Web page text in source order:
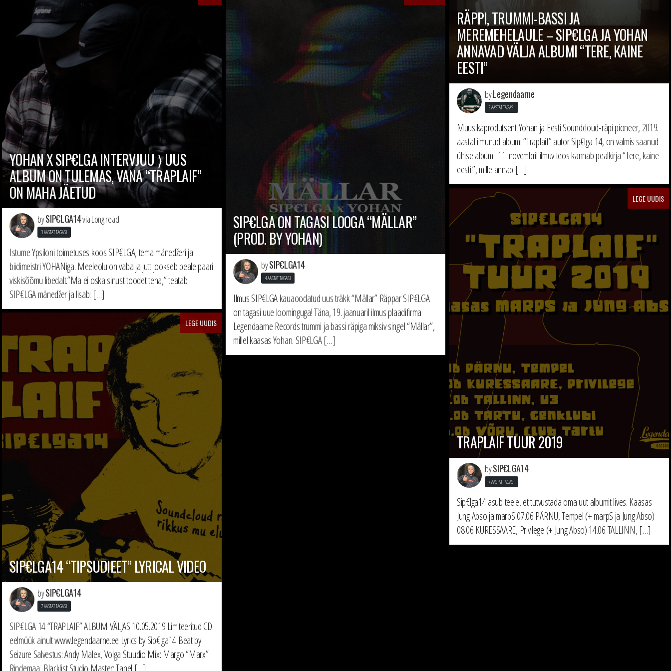
RÄPPI, TRUMMI-BASSI JA
MEREMEHELAULE – SIP€LGA JA YOHAN
ANNAVAD VÄLJA ALBUMI “TERE, KAINE
EESTI”
byLegendaarne
2 AASTAT TAGASI
Muusikaprodutsent Yohan ja Eesti Soundcloud-räpi pioneer, 2019.
aastal ilmunud albumi “Traplaif” autor Sip€lga 14, on valmis saanud
ühise albumi. 11. novembril ilmuv teos kannab pealkirja “Tere, kaine
eesti!”, mille annab […]
YOHAN X SIP€LGA INTERVJUU ⟩ UUS
ALBUM ON TULEMAS, VANA “TRAPLAIF”
ON MAHA JÄETUD
bySIP€LGA14via Long read
3 AASTAT TAGASI
Istume Ypsiloni toimetuses koos SIP€LGA, tema mänedžeri ja
biidimeistri YOHANiga. Meeleolu on vaba ja jutt jookseb peale paari
viskisõõmu libedalt.”Ma ei oska sinust toodet teha,” teatab
SIP€LGA mänedžer ja lisab: […]
SIP€LGA ON TAGASI LOOGA “MÄLLAR”
(PROD. BY YOHAN)
bySIP€LGA14
4 AASTAT TAGASI
Ilmus SIP€LGA kauaoodatud uus träkk “Mällar” Räppar SIP€LGA
on tagasi uue loominguga! Täna, 19. jaanuaril ilmus plaadifirma
Legendaarne Records trummi ja bassi räpiga miksiv singel “Mällar”,
millel kaasas Yohan. SIP€LGA […]
LEGE UUDIS
TRAPLAIF TUUR 2019
bySIP€LGA14
7 AASTAT TAGASI
Sip€lga14 asub teele, et tutvustada oma uut albumit lives. Kaasas
Jung Abso ja marpS 07.06 PÄRNU, Tempel (+ marpS ja Jung Abso)
08.06 KURESSAARE, Privilege (+ Jung Abso) 14.06 TALLINN, […]
LEGE UUDIS
SIP€LGA14 “TIPSUDIEET” LYRICAL VIDEO
bySIP€LGA14
7 AASTAT TAGASI
SIP€LGA 14 “TRAPLAIF” ALBUM VÄLJAS 10.05.2019 Limiteeritud CD
eelmüük ainult www.legendaarne.ee Lyrics by Sip€lga14 Beat by
Seizure Salvestus: Andy Malex, Volga Stuudio Mix: Margo “Marx”
Rindemaa, Blacklist Studio Master: Tanel […]